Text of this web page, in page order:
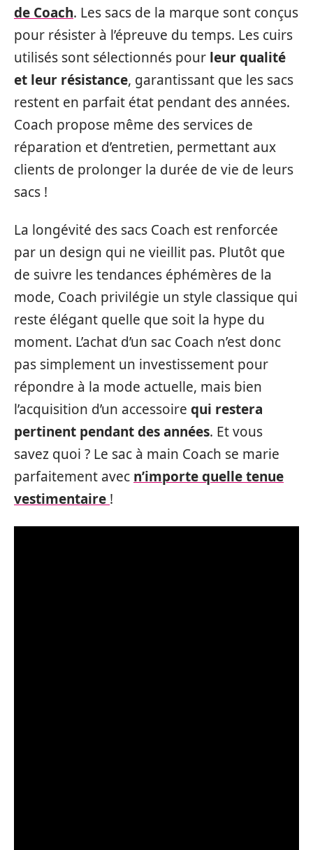
de Coach. Les sacs de la marque sont conçus
pour résister à l’épreuve du temps. Les cuirs
utilisés sont sélectionnés pour leur qualité
et leur résistance, garantissant que les sacs
restent en parfait état pendant des années.
Coach propose même des services de
réparation et d’entretien, permettant aux
clients de prolonger la durée de vie de leurs
sacs !
La longévité des sacs Coach est renforcée
par un design qui ne vieillit pas. Plutôt que
de suivre les tendances éphémères de la
mode, Coach privilégie un style classique qui
reste élégant quelle que soit la hype du
moment. L’achat d’un sac Coach n’est donc
pas simplement un investissement pour
répondre à la mode actuelle, mais bien
l’acquisition d’un accessoire qui restera
pertinent pendant des années. Et vous
savez quoi ? Le sac à main Coach se marie
parfaitement avec n’importe quelle tenue
vestimentaire !